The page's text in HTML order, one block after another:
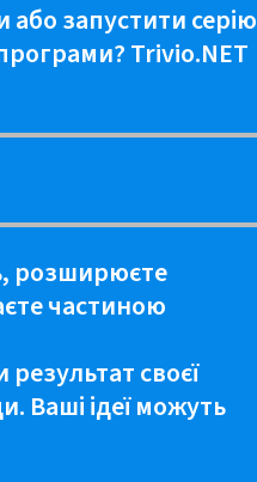
або запустити серію
Trivio.NET
розширюєте
частиною
своєї
Ваші ідеї можуть